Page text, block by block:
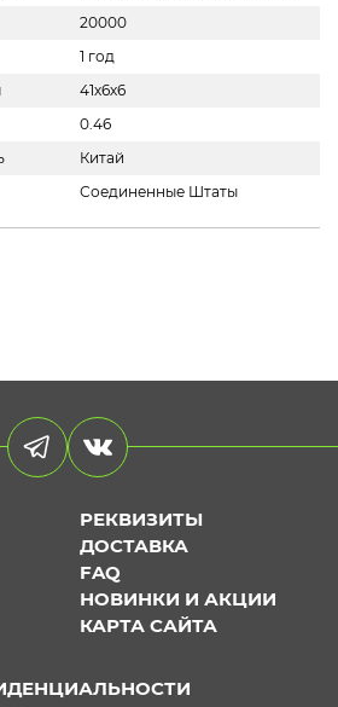
20000
1 год
41х6х6
0.46
Китай
Соединенные Штаты
РЕКВИЗИТЫ
ДОСТАВКА
FAQ
НОВИНКИ И АКЦИИ
КАРТА САЙТА